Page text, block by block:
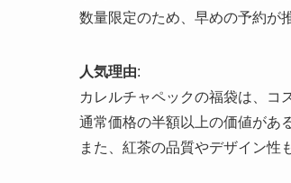
数量限定のため、早めの予約が
人気理由:
カレルチャペックの福袋は、コ
通常価格の半額以上の価値があ
また、紅茶の品質やデザイン性